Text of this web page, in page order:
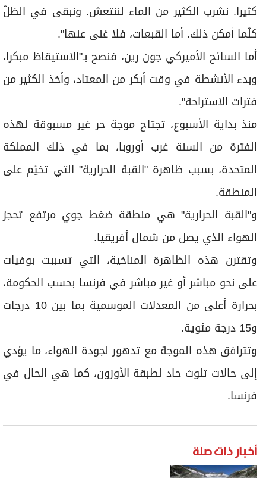
كثيرا. نشرب الكثير من الماء لننتعش. ونبقى في الظلّ
كلّما أمكن ذلك. أما القبعات، فلا غنى عنها".
أما السائح الأميركي جون رين، فنصح بـ"الاستيقاظ مبكرا،
وبدء الأنشطة في وقت أبكر من المعتاد، وأخذ الكثير من
فترات الاستراحة".
منذ بداية الأسبوع، تجتاح موجة حر غير مسبوقة لهذه
الفترة من السنة غرب أوروبا، بما في ذلك المملكة
المتحدة، بسبب ظاهرة "القبة الحرارية" التي تخيّم على
المنطقة.
و"القبة الحرارية" هي منطقة ضغط جوي مرتفع تحجز
الهواء الذي يصل من شمال أفريقيا.
وتقترن هذه الظاهرة المناخية، التي تسببت بوفيات
على نحو مباشر أو غير مباشر في فرنسا بحسب الحكومة،
بحرارة أعلى من المعدلات الموسمية بما بين 10 درجات
و15 درجة مئوية.
وتترافق هذه الموجة مع تدهور لجودة الهواء، ما يؤدي
إلى حالات تلوث حاد لطبقة الأوزون، كما هي الحال في
فرنسا.
أخبار ذات صلة